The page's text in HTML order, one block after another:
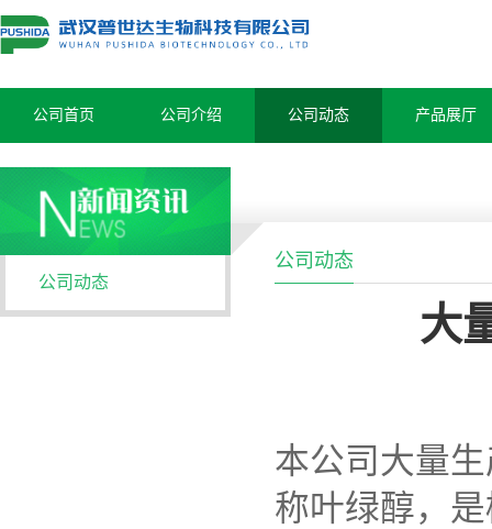
公司首页 公司介绍 公司动态 产品展厅
公司动态
公司动态
大
本公司大量
称叶绿醇，